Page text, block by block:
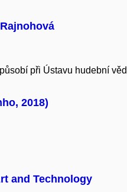
při Ústavu hudební
2018)
and Technology